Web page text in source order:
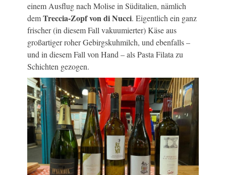
einem Ausflug nach Molise in Süditalien, nämlich
demTreccia-Zopf von di Nucci. Eigentlich ein ganz
frischer (in diesem Fall vakuumierter) Käse aus
großartiger roher Gebirgskuhmilch, und ebenfalls –
und in diesem Fall von Hand – als Pasta Filata zu
Schichten gezogen.